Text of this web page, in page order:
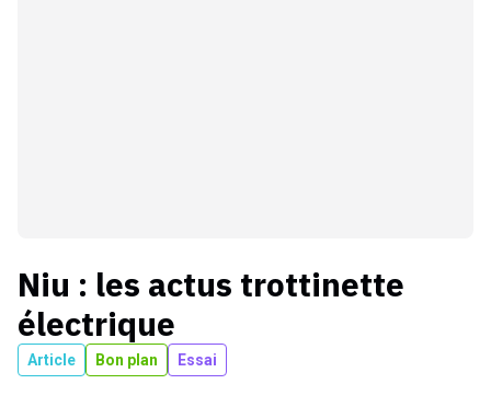
Niu : les actus trottinette
électrique
Article Bon plan Essai